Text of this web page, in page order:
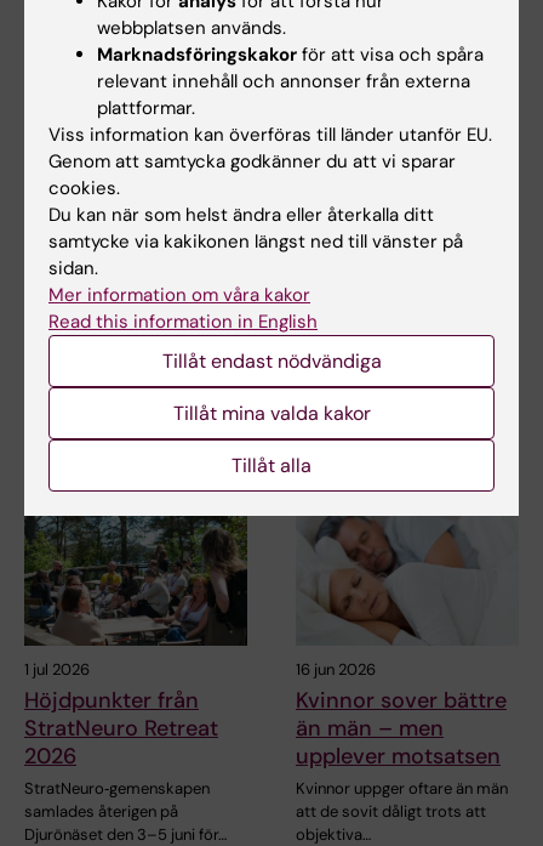
28 jul 2026
NeurotechEU:s
vinterskola om
"Smart sleep:
Exploring the future
of sleep
measurements"
NeurotechEU:s vinterskola om
smart sömn, som organiseras
1 jul 2026
studentkåren
StratNeuro har etablerat ett
kopplingen mellan…
1 jul 2026
Höjdpunkter från
StratNeuro Retreat
2026
StratNeuro‑gemenskapen
samlades återigen på
Djurönäset den 3–5 juni för…
16 jun 2026
Kvinnor sover bättre
än män – men
upplever motsatsen
Kvinnor uppger oftare än män
att de sovit dåligt trots att
objektiva…
webbplatsen används.
Marknadsföringskakor för att visa och spåra
relevant innehåll och annonser från externa
plattformar.
Viss information kan överföras till länder utanför EU.
Genom att samtycka godkänner du att vi sparar
cookies.
Du kan när som helst ändra eller återkalla ditt
samtycke via kakikonen längst ned till vänster på
sidan.
Mer information om våra kakor
Read this information in English
Tillåt endast nödvändiga
Tillåt mina valda kakor
Tillåt alla